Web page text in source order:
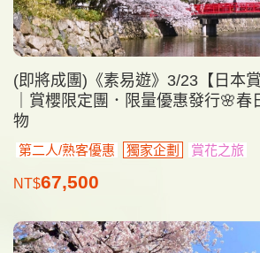
(即將成團)《素易遊》3/23【日本
｜賞櫻限定團．限量優惠發行🌸
物
第二人/熟客優惠 獨家企劃 賞花之旅
NT$67,500